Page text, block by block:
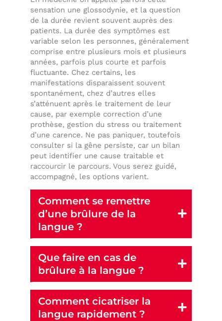
sensation une glossodynie, et la question
de la durée revient souvent auprès des
patients. La durée des symptômes est
variable selon les personnes, généralement
comprise entre plusieurs mois et plusieurs
années, parfois plus courte et parfois
fluctuante. Chez certains, les
manifestations disparaissent souvent
spontanément, chez d’autres elles
s’atténuent après le traitement de leur
cause, par exemple correction d’une
prothèse, gestion du stress ou traitement
d’une carence. Ne pas paniquer, toutefois
consulter si la gêne persiste, car un bilan
peut identifier une cause traitable et
raccourcir le parcours. Vous serez guidé,
accompagné, les options varient.
Comment se remettre
d’une brûlure de la
langue ?
Que faire en cas de
brûlure à la langue ?
Comment cicatriser la
langue rapidement ?